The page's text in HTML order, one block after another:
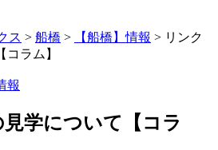
ス > 船橋 > 【船橋】情報 > リンク
ラム】
報
学について【コラ